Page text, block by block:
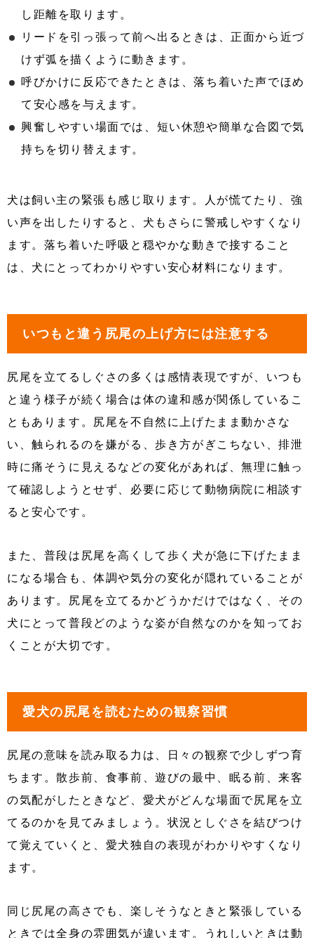
し距離を取ります。
リードを引っ張って前へ出るときは、正面から近づ
けず弧を描くように動きます。
呼びかけに反応できたときは、落ち着いた声でほめ
て安心感を与えます。
興奮しやすい場面では、短い休憩や簡単な合図で気
持ちを切り替えます。
犬は飼い主の緊張も感じ取ります。人が慌てたり、強
い声を出したりすると、犬もさらに警戒しやすくなり
ます。落ち着いた呼吸と穏やかな動きで接すること
は、犬にとってわかりやすい安心材料になります。
いつもと違う尻尾の上げ方には注意する
尻尾を立てるしぐさの多くは感情表現ですが、いつも
と違う様子が続く場合は体の違和感が関係しているこ
ともあります。尻尾を不自然に上げたまま動かさな
い、触られるのを嫌がる、歩き方がぎこちない、排泄
時に痛そうに見えるなどの変化があれば、無理に触っ
て確認しようとせず、必要に応じて動物病院に相談す
ると安心です。
また、普段は尻尾を高くして歩く犬が急に下げたまま
になる場合も、体調や気分の変化が隠れていることが
あります。尻尾を立てるかどうかだけではなく、その
犬にとって普段どのような姿が自然なのかを知ってお
くことが大切です。
愛犬の尻尾を読むための観察習慣
尻尾の意味を読み取る力は、日々の観察で少しずつ育
ちます。散歩前、食事前、遊びの最中、眠る前、来客
の気配がしたときなど、愛犬がどんな場面で尻尾を立
てるのかを見てみましょう。状況としぐさを結びつけ
て覚えていくと、愛犬独自の表現がわかりやすくなり
ます。
同じ尻尾の高さでも、楽しそうなときと緊張している
ときでは全身の雰囲気が違います。うれしいときは動